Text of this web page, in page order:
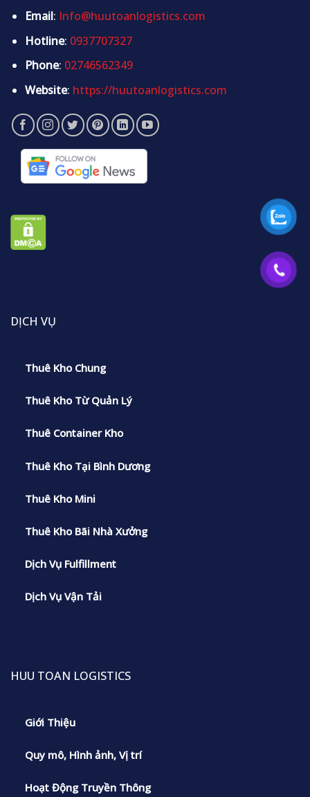
Email: Info@huutoanlogistics.com
Hotline: 0937707327
Phone: 02746562349
Website: https://huutoanlogistics.com
DỊCH VỤ
Thuê Kho Chung
Thuê Kho Từ Quản Lý
Thuê Container Kho
Thuê Kho Tại Bình Dương
Thuê Kho Mini
Thuê Kho Bãi Nhà Xưởng
Dịch Vụ Fulfillment
Dịch Vụ Vận Tải
HUU TOAN LOGISTICS
Giới Thiệu
Quy mô, Hình ảnh, Vị trí
Hoạt Động Truyền Thông